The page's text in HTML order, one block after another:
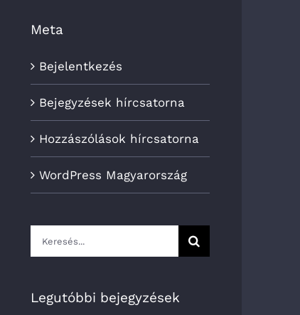
Meta
Bejelentkezés
Bejegyzések hírcsatorna
Hozzászólások hírcsatorna
WordPress Magyarország
Keresés...
Legutóbbi bejegyzések